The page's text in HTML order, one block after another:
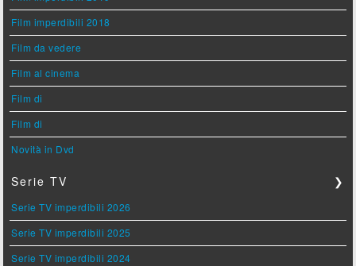
Film imperdibili 2018
Film da vedere
Film al cinema
Film di
Film di
Novità in Dvd
Serie TV ❯
Serie TV imperdibili 2026
Serie TV imperdibili 2025
Serie TV imperdibili 2024